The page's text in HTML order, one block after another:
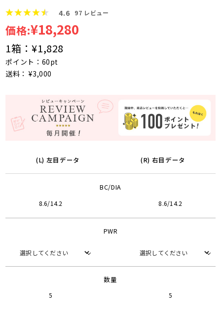
4.6 97 レビュー
価格:¥18,280
1箱：¥1,828
ポイント：60pt
送料： ¥3,000
(L) 左目データ (R) 右目データ
BC/DIA
8.6/14.2 8.6/14.2
PWR
数量
5 5